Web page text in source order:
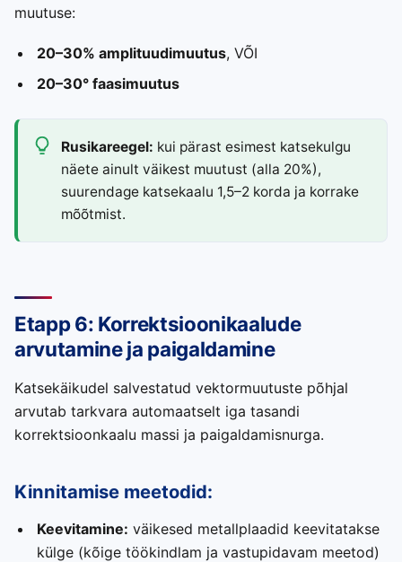
muutuse:
20–30% amplituudimuutus, VÕI
20–30° faasimuutus
Rusikareegel: kui pärast esimest katsekulgu
näete ainult väikest muutust (alla 20%),
suurendage katsekaalu 1,5–2 korda ja korrake
mõõtmist.
Etapp 6: Korrektsioonikaalude
arvutamine ja paigaldamine
Katsekäikudel salvestatud vektormuutuste põhjal
arvutab tarkvara automaatselt iga tasandi
korrektsioonkaalu massi ja paigaldamisnurga.
Kinnitamise meetodid:
Keevitamine: väikesed metallplaadid keevitatakse
külge (kõige töökindlam ja vastupidavam meetod)